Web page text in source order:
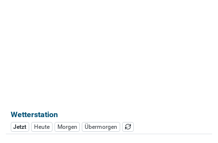
Wetterstation
Jetzt Heute Morgen Übermorgen